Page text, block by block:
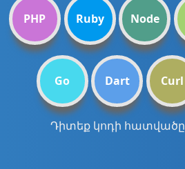
PHP Ruby Node
Go Dart Curl
Դիտեք կոդի հատվածը